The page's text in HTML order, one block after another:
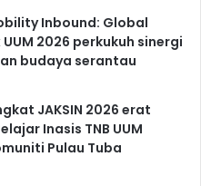
Inbound: Global
UUM 2026 perkukuh sinergi
budaya serantau
JAKSIN 2026 erat
Inasis TNB UUM
Pulau Tuba